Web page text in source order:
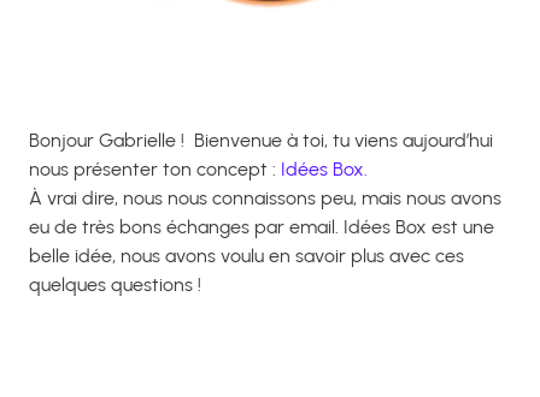
Bonjour Gabrielle ! Bienvenue à toi, tu viens aujourd’hui
nous présenter ton concept : Idées Box.
À vrai dire, nous nous connaissons peu, mais nous avons
eu de très bons échanges par email. Idées Box est une
belle idée, nous avons voulu en savoir plus avec ces
quelques questions !